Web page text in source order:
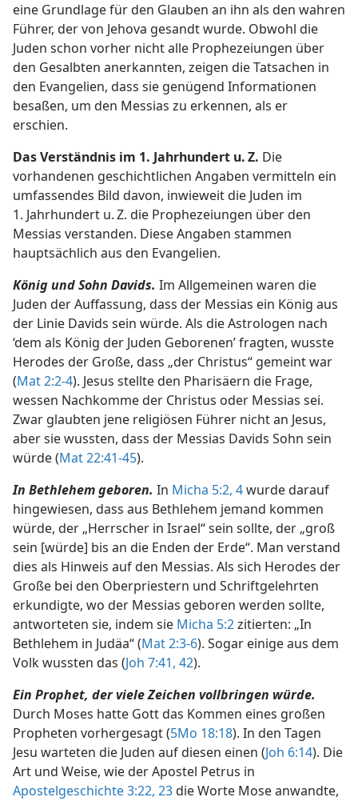
eine Grundlage für den Glauben an ihn als den wahren
Führer, der von Jehova gesandt wurde. Obwohl die
Juden schon vorher nicht alle Prophezeiungen über
den Gesalbten anerkannten, zeigen die Tatsachen in
den Evangelien, dass sie genügend Informationen
besaßen, um den Messias zu erkennen, als er
erschien.
Das Verständnis im 1. Jahrhundert u. Z. Die
vorhandenen geschichtlichen Angaben vermitteln ein
umfassendes Bild davon, inwieweit die Juden im
1. Jahrhundert u. Z. die Prophezeiungen über den
Messias verstanden. Diese Angaben stammen
hauptsächlich aus den Evangelien.
König und Sohn Davids. Im Allgemeinen waren die
Juden der Auffassung, dass der Messias ein König aus
der Linie Davids sein würde. Als die Astrologen nach
‘dem als König der Juden Geborenen’ fragten, wusste
Herodes der Große, dass „der Christus“ gemeint war
(Mat 2:2-4). Jesus stellte den Pharisäern die Frage,
wessen Nachkomme der Christus oder Messias sei.
Zwar glaubten jene religiösen Führer nicht an Jesus,
aber sie wussten, dass der Messias Davids Sohn sein
würde (Mat 22:41-45).
In Bethlehem geboren. In Micha 5:2, 4wurde darauf
hingewiesen, dass aus Bethlehem jemand kommen
würde, der „Herrscher in Israel“ sein sollte, der „groß
sein [würde] bis an die Enden der Erde“. Man verstand
dies als Hinweis auf den Messias. Als sich Herodes der
Große bei den Oberpriestern und Schriftgelehrten
erkundigte, wo der Messias geboren werden sollte,
antworteten sie, indem sie Micha 5:2zitierten: „In
Bethlehem in Judäa“ (Mat 2:3-6). Sogar einige aus dem
Volk wussten das (Joh 7:41, 42).
Ein Prophet, der viele Zeichen vollbringen würde.
Durch Moses hatte Gott das Kommen eines großen
Propheten vorhergesagt (5Mo 18:18). In den Tagen
Jesu warteten die Juden auf diesen einen (Joh 6:14). Die
Art und Weise, wie der Apostel Petrus in
Apostelgeschichte 3:22, 23die Worte Mose anwandte,